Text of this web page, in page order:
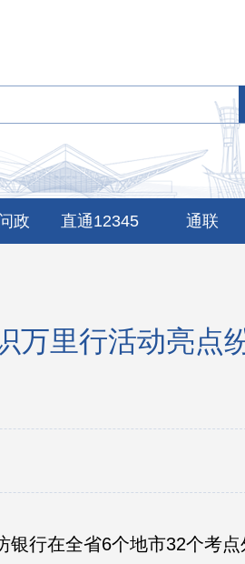
政 直通12345 通联
万里行活动亮点
银行在全省6个地市32个考点